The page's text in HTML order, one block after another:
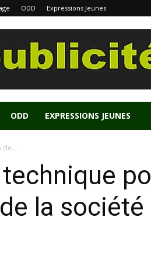
ODD Expressions Jeunes
ODD EXPRESSIONS JEUNES
de...
technique
la